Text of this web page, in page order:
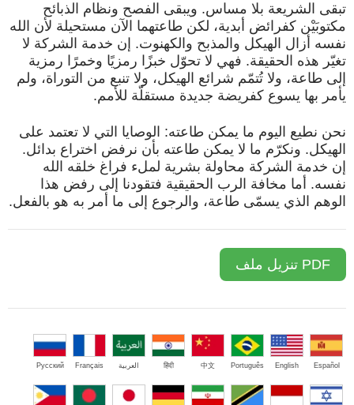
تبقى الشريعة بلا مساس. ويبقى الفصح ونظام الذبائح
مكتوبَيْن كفرائض أبدية، لكن طاعتهما الآن مستحيلة لأن الله
نفسه أزال الهيكل والمذبح والكهنوت. إن خدمة الشركة لا
تغيّر هذه الحقيقة. فهي لا تحوّل خبزًا رمزيًا وخمرًا رمزية
إلى طاعة، ولا تُتمّم شرائع الهيكل، ولا تنبع من التوراة، ولم
يأمر بها يسوع كفريضة جديدة مستقلّة للأمم.
نحن نطيع اليوم ما يمكن طاعته: الوصايا التي لا تعتمد على
الهيكل. ونكرّم ما لا يمكن طاعته بأن نرفض اختراع بدائل.
إن خدمة الشركة محاولة بشرية لملء فراغ خلقه الله
نفسه. أما مخافة الرب الحقيقية فتقودنا إلى رفض هذا
الوهم الذي يسمّى طاعة، والرجوع إلى ما أمر به هو بالفعل.
PDF تنزيل ملف
Español
English
Português
中文
हिंदी العربية Français
Русский